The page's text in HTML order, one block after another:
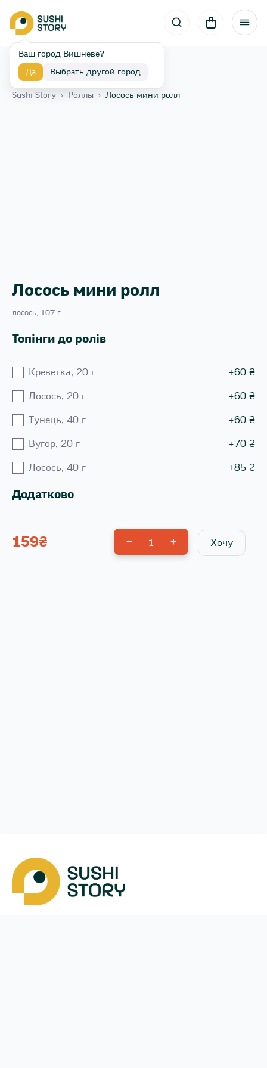
Ваш город Вишневе?
Да Выбрать другой город
Назад
Sushi Story › Роллы › Лосось мини ролл
Лосось мини ролл
лосось, 107 г
Топінги до ролів
Креветка, 20 г +60 ₴
Лосось, 20 г +60 ₴
Тунець, 40 г +60 ₴
Вугор, 20 г +70 ₴
Лосось, 40 г +85 ₴
Додатково
159₴ 1 Хочу